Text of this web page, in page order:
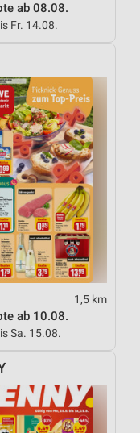
ab 08.08.
Fr. 14.08.
1,5 km
ab 10.08.
Sa. 15.08.